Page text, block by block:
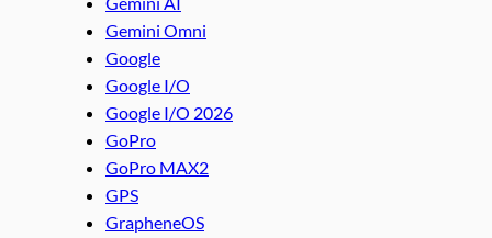
Gemini Omni
Google
Google I/O
Google I/O 2026
GoPro
GoPro MAX2
GPS
GrapheneOS